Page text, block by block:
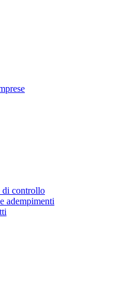
di controllo
adempimenti